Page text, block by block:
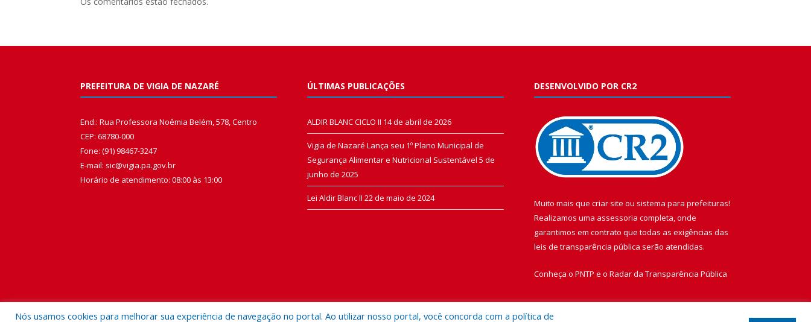
PREFEITURA DE VIGIA DE NAZARÉ
End.: Rua Professora Noêmia Belém, 578, Centro
CEP: 68780-000
Fone: (91) 98467-3247
E-mail: sic@vigia.pa.gov.br
Horário de atendimento: 08:00 às 13:00
ÚLTIMAS PUBLICAÇÕES
ALDIR BLANC CICLO II 14 de abril de 2026
Vigia de Nazaré Lança seu 1º Plano Municipal de
Segurança Alimentar e Nutricional Sustentável 5 de
junho de 2025
Lei Aldir Blanc II 22 de maio de 2024
DESENVOLVIDO POR CR2
Muito mais que criar site ou sistema para prefeituras!
Realizamos uma assessoria completa, onde
garantimos em contrato que todas as exigências das
leis de transparência pública serão atendidas.
Conheça o PNTP e o Radar da Transparência Pública
Nós usamos cookies para melhorar sua experiência de navegação no portal. Ao utilizar nosso portal, você concorda com a política de